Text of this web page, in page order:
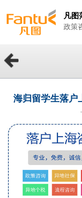
凡图
政策
海归留学生落户